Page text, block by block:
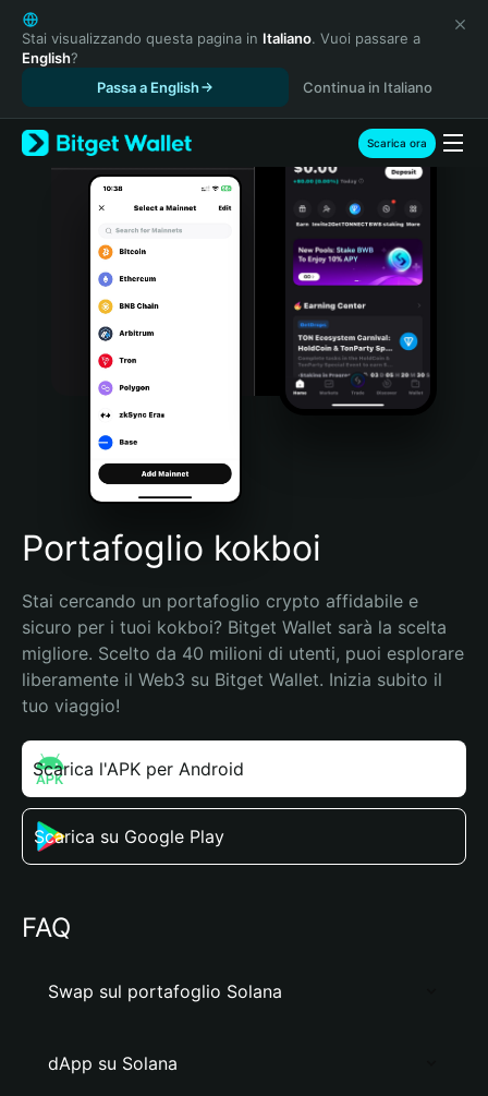
English
日本語
Tiếng Việt
Español (Latinoamérica)
Türkçe
Italiano
Português (Portugal)
Bahasa Indonesia
Português (Brasil)
Español (Argentina)
Stai visualizzando questa pagina in Italiano. Vuoi passare a
English?
Passa a English
Continua in Italiano
Scarica ora
Portafoglio kokboi
Stai cercando un portafoglio crypto affidabile e
sicuro per i tuoi kokboi? Bitget Wallet sarà la scelta
migliore. Scelto da 40 milioni di utenti, puoi esplorare
liberamente il Web3 su Bitget Wallet. Inizia subito il
tuo viaggio!
Scarica l'APK per Android
Scarica su Google Play
FAQ
Swap sul portafoglio Solana
dApp su Solana